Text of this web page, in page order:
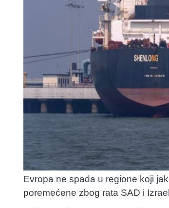
Evropa ne spada u regione koji
poremećene zbog rata SAD i